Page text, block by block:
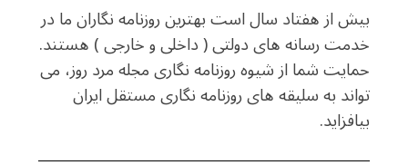
بیش از هفتاد سال است بهترین روزنامه نگاران ما در
خدمت رسانه های دولتی ( داخلی و خارجی ) هستند.
حمایت شما از شیوه روزنامه نگاری مجله مرد روز، می
تواند به سلیقه های روزنامه نگاری مستقل ایران
بیافزاید.